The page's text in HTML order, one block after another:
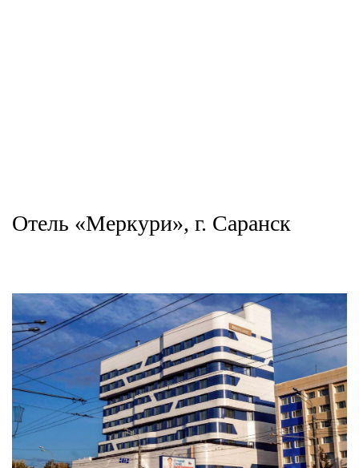
Отель «Меркури», г. Саранск